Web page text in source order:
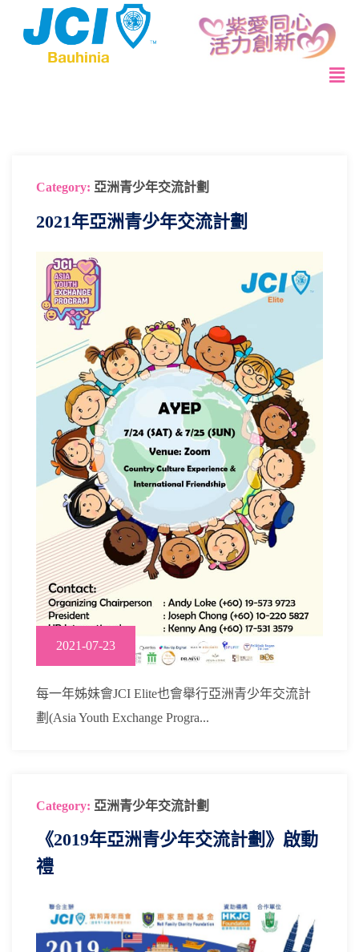
Category: 亞洲青少年交流計劃
2021年亞洲青少年交流計劃
2021-07-23
每一年姊妹會JCI Elite也會舉行亞洲青少年交流計
劃(Asia Youth Exchange Progra...
Category: 亞洲青少年交流計劃
《2019年亞洲青少年交流計劃》啟動
禮